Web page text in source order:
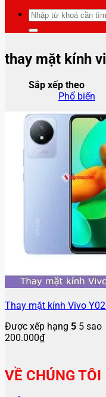
Tìm
kiếm:
thay mặt kính
Sắp xếp theo
Phổ biến
Thay mặt kính Vivo
Được xếp hạng 5 5 sao
200.000₫
VỀ CHÚNG TÔI